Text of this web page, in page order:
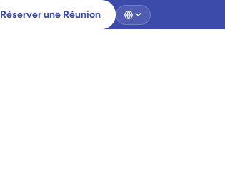
Réserver une Réunion